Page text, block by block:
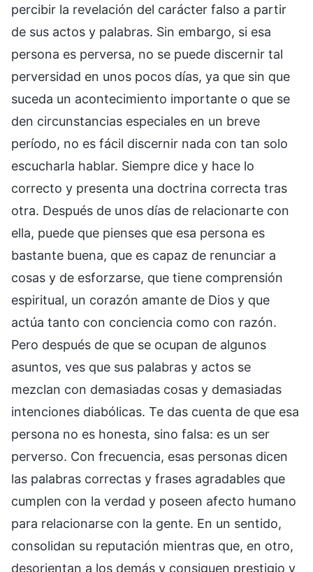
percibir la revelación del carácter falso a partir
de sus actos y palabras. Sin embargo, si esa
persona es perversa, no se puede discernir tal
perversidad en unos pocos días, ya que sin que
suceda un acontecimiento importante o que se
den circunstancias especiales en un breve
período, no es fácil discernir nada con tan solo
escucharla hablar. Siempre dice y hace lo
correcto y presenta una doctrina correcta tras
otra. Después de unos días de relacionarte con
ella, puede que pienses que esa persona es
bastante buena, que es capaz de renunciar a
cosas y de esforzarse, que tiene comprensión
espiritual, un corazón amante de Dios y que
actúa tanto con conciencia como con razón.
Pero después de que se ocupan de algunos
asuntos, ves que sus palabras y actos se
mezclan con demasiadas cosas y demasiadas
intenciones diabólicas. Te das cuenta de que esa
persona no es honesta, sino falsa: es un ser
perverso. Con frecuencia, esas personas dicen
las palabras correctas y frases agradables que
cumplen con la verdad y poseen afecto humano
para relacionarse con la gente. En un sentido,
consolidan su reputación mientras que, en otro,
desorientan a los demás y consiguen prestigio y